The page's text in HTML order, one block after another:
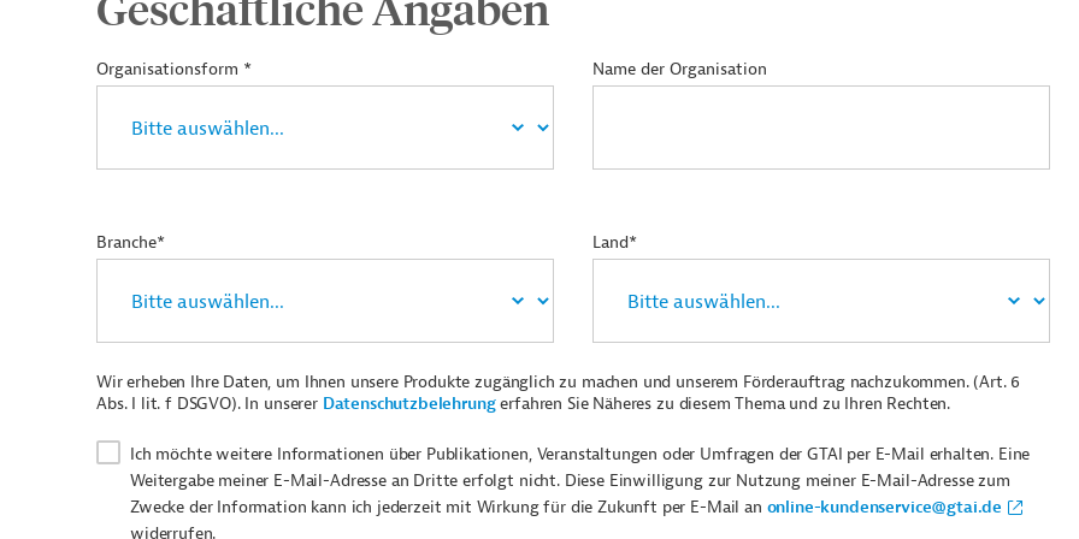
Organisationsform * Name der Organisation
Branche* Land*
Wir erheben Ihre Daten, um Ihnen unsere Produkte zugänglich zu machen und unserem Förderauftrag nachzukommen. (Art. 6
Abs. I lit. f DSGVO). In unserer Datenschutzbelehrungerfahren Sie Näheres zu diesem Thema und zu Ihren Rechten.
Ich möchte weitere Informationen über Publikationen, Veranstaltungen oder Umfragen der GTAI per E-Mail erhalten. Eine
Weitergabe meiner E-Mail-Adresse an Dritte erfolgt nicht. Diese Einwilligung zur Nutzung meiner E-Mail-Adresse zum
Zwecke der Information kann ich jederzeit mit Wirkung für die Zukunft per E-Mail an online-kundenservice@gtai.de
widerrufen.